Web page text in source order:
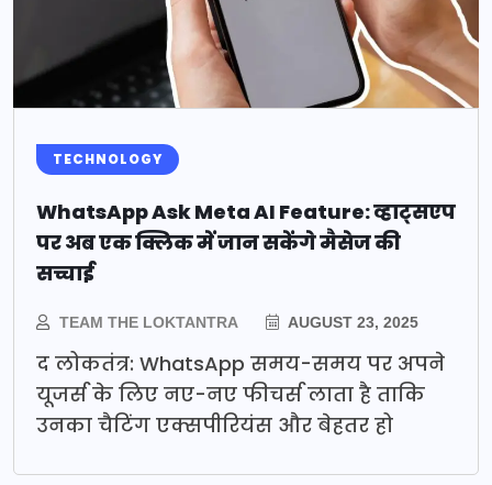
TECHNOLOGY
WhatsApp Ask Meta AI Feature: व्हाट्सएप
पर अब एक क्लिक में जान सकेंगे मैसेज की
सच्चाई
TEAM THE LOKTANTRA AUGUST 23, 2025
द लोकतंत्र: WhatsApp समय-समय पर अपने
यूजर्स के लिए नए-नए फीचर्स लाता है ताकि
उनका चैटिंग एक्सपीरियंस और बेहतर हो